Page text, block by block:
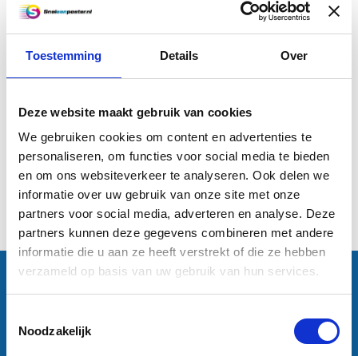
Toestemming Details Over
Deze website maakt gebruik van cookies
We gebruiken cookies om content en advertenties te
personaliseren, om functies voor social media te bieden
en om ons websiteverkeer te analyseren. Ook delen we
informatie over uw gebruik van onze site met onze
partners voor social media, adverteren en analyse. Deze
partners kunnen deze gegevens combineren met andere
informatie die u aan ze heeft verstrekt of die ze hebben
verzameld op basis van uw gebruik van hun services.
Noodzakelijk
A2 Offset (59,4 x 42 cm)
€0,83
Informatie
1
Contactgegevens
Sneleenposter.nl
1771 PA Wieringerwerf